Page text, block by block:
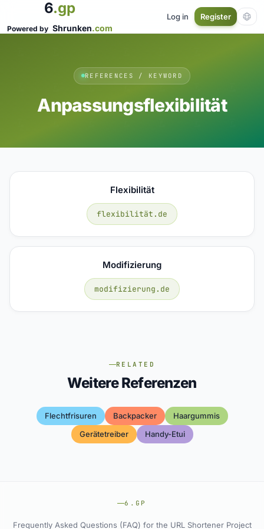
6.gp
Powered by Shrunken.com
Log in Register
REFERENCES / KEYWORD
Anpassungsflexibilität
Flexibilität
flexibilität.de
Modifizierung
modifizierung.de
RELATED
Weitere Referenzen
Flechtfrisuren Backpacker
Haargummis
Gerätetreiber
Handy-Etui
6.GP
Frequently Asked Questions (FAQ) for the URL Shortener Project